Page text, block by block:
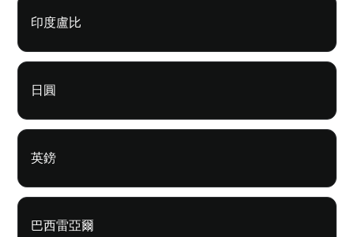
印度盧比
日圓
英鎊
巴西雷亞爾